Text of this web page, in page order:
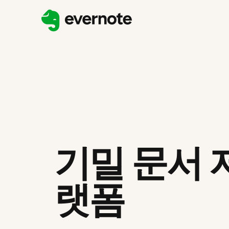
기밀 문서
랫폼